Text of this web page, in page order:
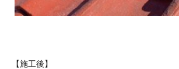
【施工後】